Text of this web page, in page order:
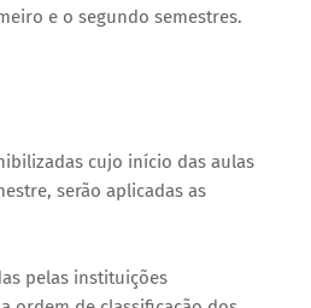
e o segundo semestres.
cujo início das aulas
serão aplicadas as
pelas instituições